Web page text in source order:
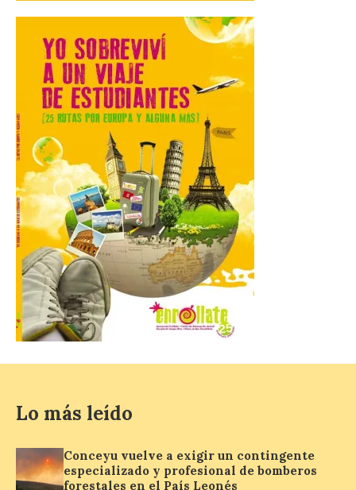
Gijon prohíbe el baño en
San Lorenzo, Poniente y
Arbeyal el día del eclipse a
partir de las 19.00 horas.
8 Ago 2026
Incide en que el eclipse se
verá desde múltiples
puntos de la ciudad, por lo
que no será necesario
desplazarse y se
recomienda no acudir a Gijón/Xixón en
coche ni usarlo ese día. Los accesos a
la Campa Torres y La […]
La decimonovena
viaje nos llega desde la
Madrid
Nueva edición de León
Lo más leído
Conceyu vuelve a exigir un contingente
especializado y profesional de bomberos
forestales en el País Leonés